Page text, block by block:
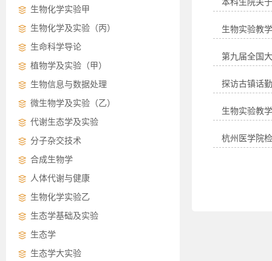
生物化学实验甲
生物化学及实验（丙）
生命科学导论
植物学及实验（甲）
生物信息与数据处理
微生物学及实验（乙）
代谢生态学及实验
分子杂交技术
合成生物学
人体代谢与健康
生物化学实验乙
生态学基础及实验
生态学
生态学大实验
本科生院关
生物实验教
第九届全国
探访古镇话
生物实验教
杭州医学院